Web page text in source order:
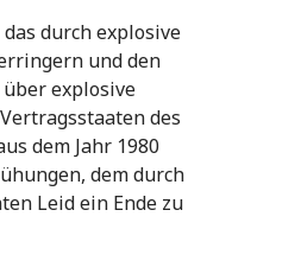
durch explosive
und den
explosive
des
dem Jahr 1980
dem durch
Leid ein Ende zu